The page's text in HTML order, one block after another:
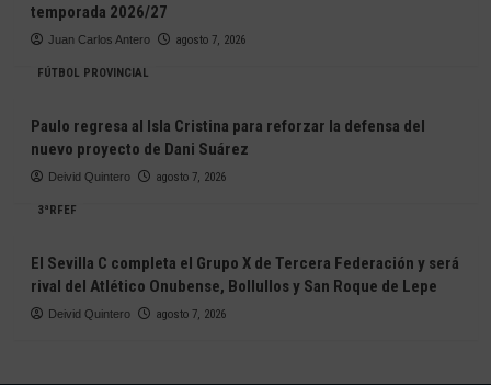
temporada 2026/27
Juan Carlos Antero agosto 7, 2026
FÚTBOL PROVINCIAL
Paulo regresa al Isla Cristina para reforzar la defensa del
nuevo proyecto de Dani Suárez
Deivid Quintero agosto 7, 2026
3ªRFEF
El Sevilla C completa el Grupo X de Tercera Federación y será
rival del Atlético Onubense, Bollullos y San Roque de Lepe
Deivid Quintero agosto 7, 2026